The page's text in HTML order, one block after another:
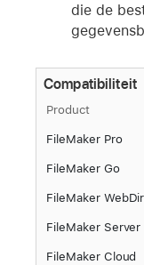
die de
Compatibiliteit
Product
FileMaker Pro
FileMaker Go
FileMaker
FileMaker Server
FileMaker Cloud